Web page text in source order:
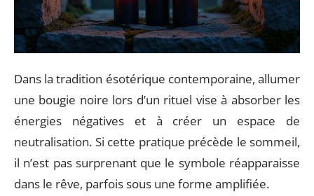
Dans la tradition ésotérique contemporaine, allumer
une bougie noire lors d’un rituel vise à absorber les
énergies négatives et à créer un espace de
neutralisation. Si cette pratique précède le sommeil,
il n’est pas surprenant que le symbole réapparaisse
dans le rêve, parfois sous une forme amplifiée.